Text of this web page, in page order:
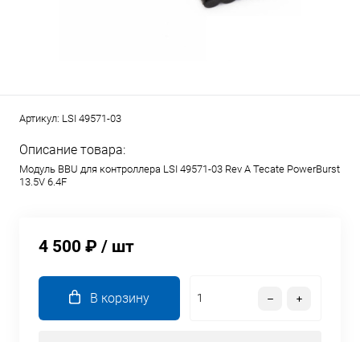
Артикул: LSI 49571-03
Описание товара:
Модуль BBU для контроллера LSI 49571-03 Rev A Tecate PowerBurst
13.5V 6.4F
4 500 ₽ / шт
В корзину